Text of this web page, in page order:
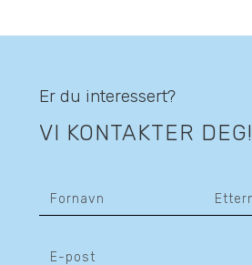
Er du interessert?
VI KONTAKTER DEG!